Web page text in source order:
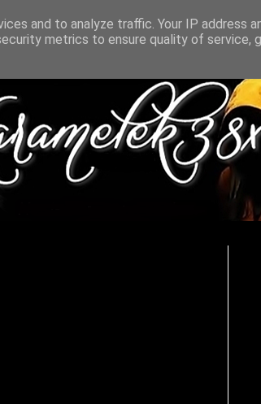
and to analyze traffic. Your IP address
metrics to ensure quality of service,